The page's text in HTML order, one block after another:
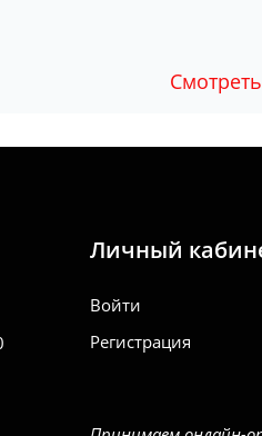
Личный
Войти
Регистрация